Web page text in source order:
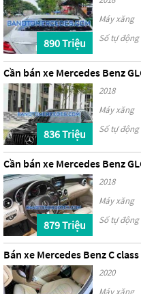
890 Triệu
Máy xăng
Số tự động
Cần bán xe Mercedes Benz
836 Triệu
2018
Máy xăng
Số tự động
Cần bán xe Mercedes Benz
879 Triệu
2018
Máy xăng
Số tự động
Bán xe Mercedes Benz C
2020
Máy xăng